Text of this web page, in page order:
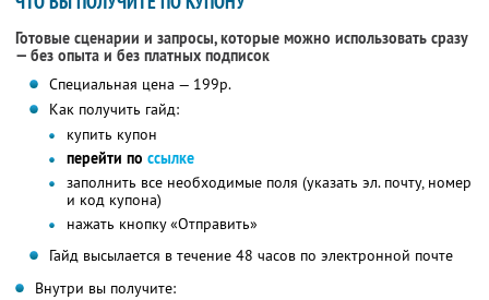
Готовые сценарии и запросы, которые можно использовать сразу
— без опыта и без платных подписок
Специальная цена — 199р.
Как получить гайд:
купить купон
перейти по ссылке
заполнить все необходимые поля (указать эл. почту, номер
и код купона)
нажать кнопку «Отправить»
Гайд высылается в течение 48 часов по электронной почте
Внутри вы получите: